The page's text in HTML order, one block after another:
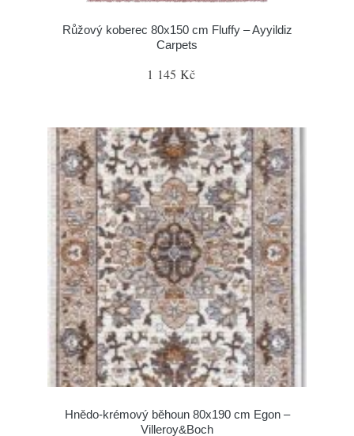
Růžový koberec 80x150 cm Fluffy – Ayyildiz
Carpets
1 145 Kč
Hnědo-krémový běhoun 80x190 cm Egon –
Villeroy&Boch